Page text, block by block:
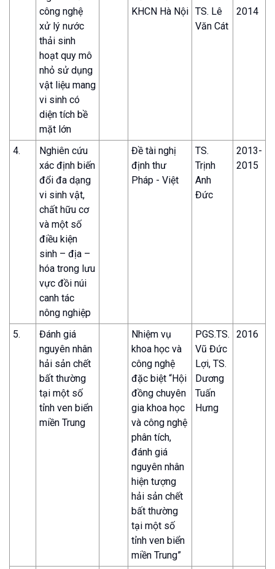
công nghệ
xử lý nước
thải sinh
hoạt quy mô
nhỏ sử dụng
vật liệu mang
vi sinh có
diện tích bề
mặt lớn
KHCN Hà Nội TS. Lê
Văn Cát
2014
4.
Nghiên cứu
xác định biến
đổi đa dạng
vi sinh vật,
chất hữu cơ
và một số
điều kiện
sinh – địa –
hóa trong lưu
vực đồi núi
canh tác
nông nghiệp
Đề tài nghị
định thư
Pháp - Việt
TS.
Trịnh
Anh
Đức
2013-
2015
5.
Đánh giá
nguyên nhân
hải sản chết
bất thường
tại một số
tỉnh ven biển
miền Trung
Nhiệm vụ
khoa học và
công nghệ
đặc biệt “Hội
đồng chuyên
gia khoa học
và công nghệ
phân tích,
đánh giá
nguyên nhân
hiện tượng
hải sản chết
bất thường
tại một số
tỉnh ven biển
miền Trung”
PGS.TS.
Vũ Đức
Lợi, TS.
Dương
Tuấn
Hưng
2016